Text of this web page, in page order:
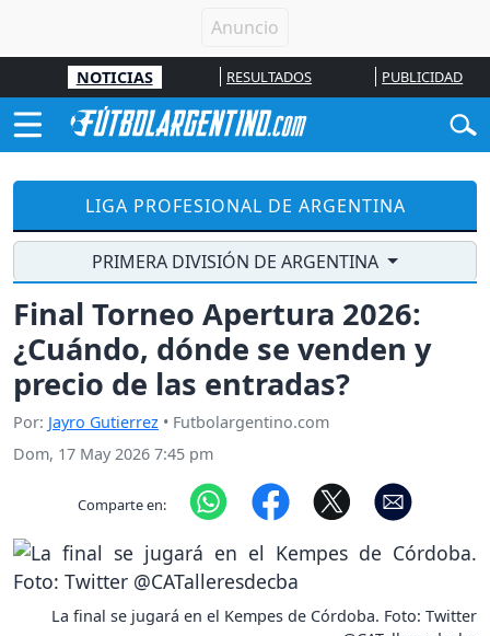
NOTICIAS RESULTADOS PUBLICIDAD
LIGA PROFESIONAL DE ARGENTINA
PRIMERA DIVISIÓN DE ARGENTINA
Final Torneo Apertura 2026:
¿Cuándo, dónde se venden y
precio de las entradas?
Por: Jayro Gutierrez • Futbolargentino.com
Dom, 17 May 2026 7:45 pm
Comparte en:
La final se jugará en el Kempes de Córdoba. Foto: Twitter